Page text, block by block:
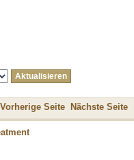
Vorherige Seite Nächste Seite